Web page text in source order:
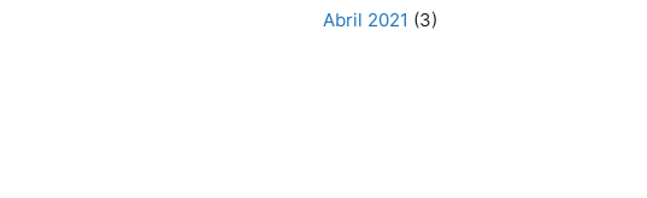
Abril 2021 (3)